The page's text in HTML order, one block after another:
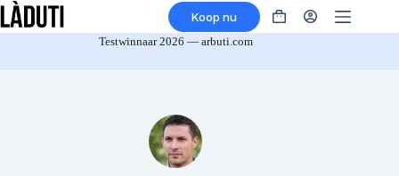
Overslaan
naar
Koop nu Winkelmandje
Testwinnaar 2026 — arbuti.com